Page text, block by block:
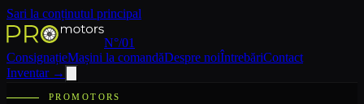
Sari la conținutul principal
N°/01
ConsignațieMașini la comandăDespre noiÎntrebăriContact
Inventar→
PROMOTORS